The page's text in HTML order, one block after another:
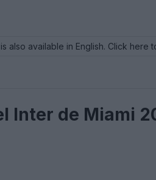
also available in English. Click here
Inter de Miami